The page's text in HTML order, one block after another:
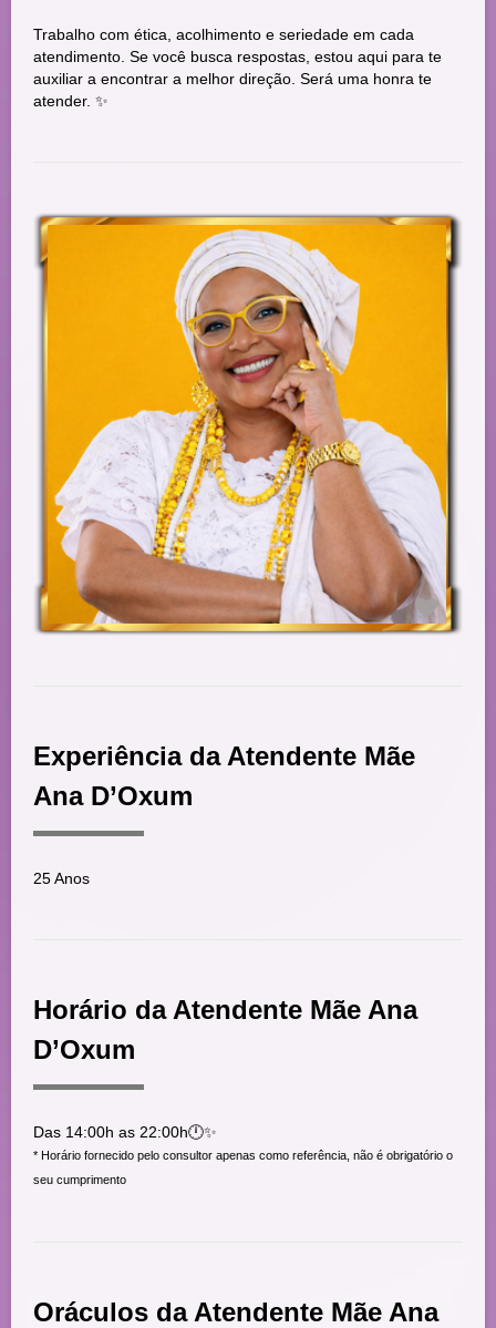
Trabalho com ética, acolhimento e seriedade em cada
atendimento. Se você busca respostas, estou aqui para te
auxiliar a encontrar a melhor direção. Será uma honra te
atender. ✨
Experiência da Atendente Mãe
Ana D’Oxum
25 Anos
Horário da Atendente Mãe Ana
D’Oxum
Das 14:00h as 22:00h🕛✨
* Horário fornecido pelo consultor apenas como referência, não é obrigatório o
seu cumprimento
Oráculos da Atendente Mãe Ana